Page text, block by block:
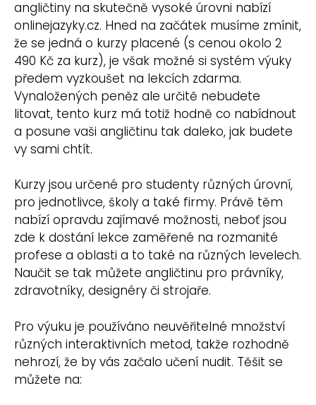
angličtiny na skutečně vysoké úrovni nabízí
onlinejazyky.cz. Hned na začátek musíme zmínit,
že se jedná o kurzy placené (s cenou okolo 2
490 Kč za kurz), je však možné si systém výuky
předem vyzkoušet na lekcích zdarma.
Vynaložených peněz ale určitě nebudete
litovat, tento kurz má totiž hodně co nabídnout
a posune vaši angličtinu tak daleko, jak budete
vy sami chtít.
Kurzy jsou určené pro studenty různých úrovní,
pro jednotlivce, školy a také firmy. Právě těm
nabízí opravdu zajímavé možnosti, neboť jsou
zde k dostání lekce zaměřené na rozmanité
profese a oblasti a to také na různých levelech.
Naučit se tak můžete angličtinu pro právníky,
zdravotníky, designéry či strojaře.
Pro výuku je používáno neuvěřitelné množství
různých interaktivních metod, takže rozhodně
nehrozí, že by vás začalo učení nudit. Těšit se
můžete na: